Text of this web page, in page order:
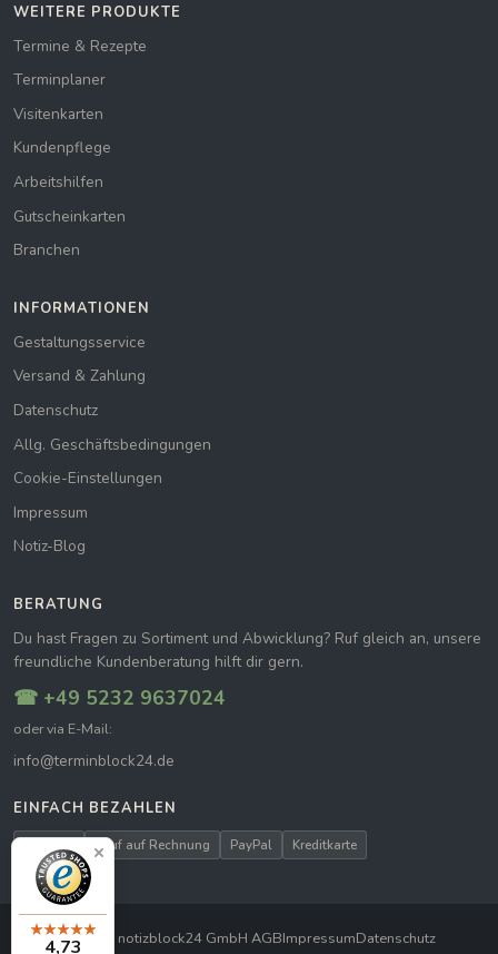
WEITERE PRODUKTE
Termine & Rezepte
Terminplaner
Visitenkarten
Kundenpflege
Arbeitshilfen
Gutscheinkarten
Branchen
INFORMATIONEN
Gestaltungsservice
Versand & Zahlung
Datenschutz
Allg. Geschäftsbedingungen
Cookie-Einstellungen
Impressum
Notiz-Blog
BERATUNG
Du hast Fragen zu Sortiment und Abwicklung? Ruf gleich an, unsere
freundliche Kundenberatung hilft dir gern.
☎ +49 5232 9637024
oder via E-Mail:
info@terminblock24.de
EINFACH BEZAHLEN
Kauf auf Rechnung PayPal Kreditkarte
© 2026 notizblock24 GmbH AGBImpressumDatenschutz
4,73